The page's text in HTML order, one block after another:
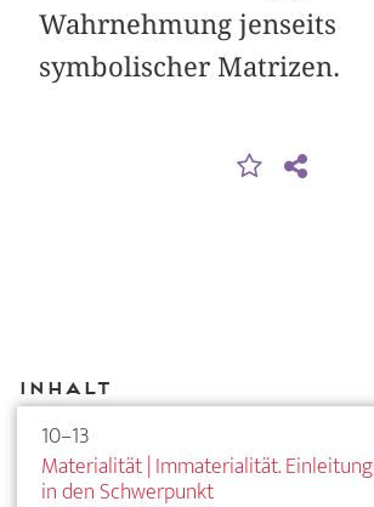
Wahrnehmung jenseits
symbolischer Matrizen.
Inhalt
10–13
Materialität | Immaterialität. Einleitung
in den Schwerpunkt